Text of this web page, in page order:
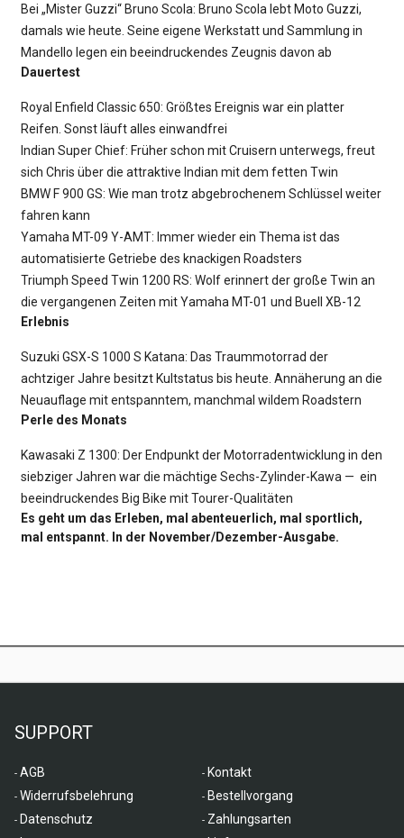
Bei „Mister Guzzi“ Bruno Scola: Bruno Scola lebt Moto Guzzi,
damals wie heute. Seine eigene Werkstatt und Sammlung in
Mandello legen ein beeindruckendes Zeugnis davon ab
Dauertest
Royal Enfield Classic 650: Größtes Ereignis war ein platter
Reifen. Sonst läuft alles einwandfrei
Indian Super Chief: Früher schon mit Cruisern unterwegs, freut
sich Chris über die attraktive Indian mit dem fetten Twin
BMW F 900 GS: Wie man trotz abgebrochenem Schlüssel weiter
fahren kann
Yamaha MT-09 Y-AMT: Immer wieder ein Thema ist das
automatisierte Getriebe des knackigen Roadsters
Triumph Speed Twin 1200 RS: Wolf erinnert der große Twin an
die vergangenen Zeiten mit Yamaha MT-01 und Buell XB-12
Erlebnis
Suzuki GSX-S 1000 S Katana: Das Traummotorrad der
achtziger Jahre besitzt Kultstatus bis heute. Annäherung an die
Neuauflage mit entspanntem, manchmal wildem Roadstern
Perle des Monats
Kawasaki Z 1300: Der Endpunkt der Motorradentwicklung in den
siebziger Jahren war die mächtige Sechs-Zylinder-Kawa — ein
beeindruckendes Big Bike mit Tourer-Qualitäten
Es geht um das Erleben, mal abenteuerlich, mal sportlich,
mal entspannt. In der November/Dezember-Ausgabe.
SUPPORT
AGB
Widerrufsbelehrung
Datenschutz
Kontakt
Bestellvorgang
Zahlungsarten